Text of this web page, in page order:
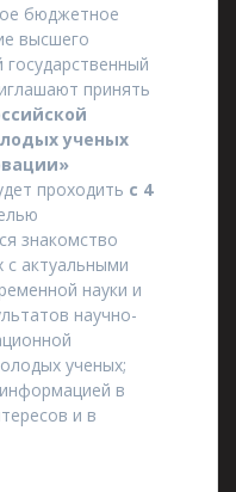
бюджетное
высшего
принять
ученых
проходить с 4
знакомство
с актуальными
науки и
научно-
ученых;
в
и в